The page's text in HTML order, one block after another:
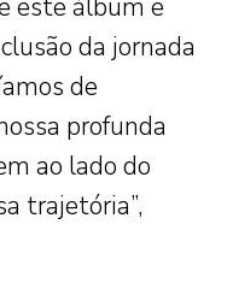
este álbum e
da jornada
de
profunda
ao lado do
trajetória”,